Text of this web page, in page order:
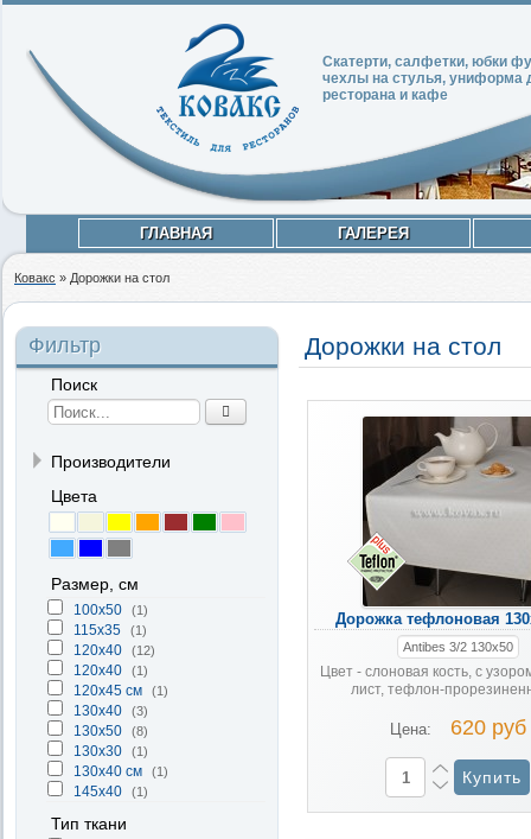
Скатерти, салфетки, юбки
чехлы на стулья, униформа
ресторана и кафе
ГЛАВНАЯ ГАЛЕРЕЯ
Ковакс » Дорожки на стол
Фильтр
Поиск
Производители
Цвета
Размер, см
100x50 (1)
115х35 (1)
120x40 (12)
120х40 (1)
120х45 см (1)
130x40 (3)
130x50 (8)
130х30 (1)
130х40 см (1)
145x40 (1)
Тип ткани
Дорожки на стол
Дорожка тефлоновая
Antibes 3/2 130x50
Цвет - слоновая кость, с
лист, тефлон-
Цена: 620 руб